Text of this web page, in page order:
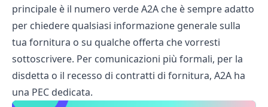
principale è il numero verde A2A che è sempre adatto
per chiedere qualsiasi informazione generale sulla
tua fornitura o su qualche offerta che vorresti
sottoscrivere. Per comunicazioni più formali, per la
disdetta o il recesso di contratti di fornitura, A2A ha
una PEC dedicata.